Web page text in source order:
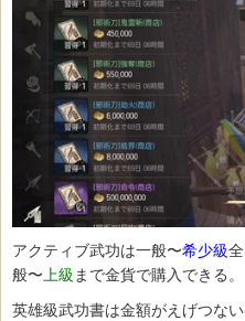
アクティブ武功は一般〜希少級
般〜 上級 まで金貨で購入できる。
英雄級武功書は金額がえげつな